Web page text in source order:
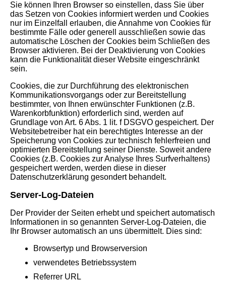
Sie können Ihren Browser so einstellen, dass Sie über
das Setzen von Cookies informiert werden und Cookies
nur im Einzelfall erlauben, die Annahme von Cookies für
bestimmte Fälle oder generell ausschließen sowie das
automatische Löschen der Cookies beim Schließen des
Browser aktivieren. Bei der Deaktivierung von Cookies
kann die Funktionalität dieser Website eingeschränkt
sein.
Cookies, die zur Durchführung des elektronischen
Kommunikationsvorgangs oder zur Bereitstellung
bestimmter, von Ihnen erwünschter Funktionen (z.B.
Warenkorbfunktion) erforderlich sind, werden auf
Grundlage von Art. 6 Abs. 1 lit. f DSGVO gespeichert. Der
Websitebetreiber hat ein berechtigtes Interesse an der
Speicherung von Cookies zur technisch fehlerfreien und
optimierten Bereitstellung seiner Dienste. Soweit andere
Cookies (z.B. Cookies zur Analyse Ihres Surfverhaltens)
gespeichert werden, werden diese in dieser
Datenschutzerklärung gesondert behandelt.
Server-Log-Dateien
Der Provider der Seiten erhebt und speichert automatisch
Informationen in so genannten Server-Log-Dateien, die
Ihr Browser automatisch an uns übermittelt. Dies sind:
Browsertyp und Browserversion
verwendetes Betriebssystem
Referrer URL